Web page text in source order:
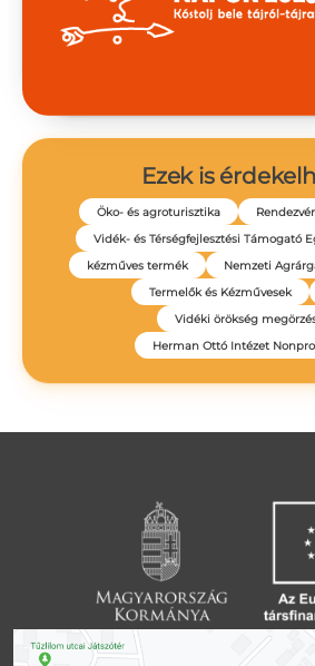
Ezek is
Öko- és agroturisztika
Vidék- és Térségfejlesztési Támogató
kézműves termék
Nemzeti
Termelők és Kézművesek
Vidéki örökség
Herman Ottó Intézet